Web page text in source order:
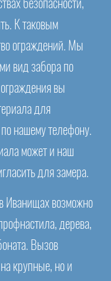
безопасности,
К таковым
ограждений. Мы
вид забора по
вы
для
по нашему телефону.
может и наш
для замера.
Иванищах возможно
дерева,
Вызов
крупные, но и